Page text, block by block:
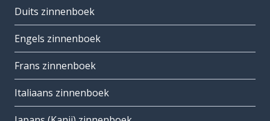
Duits zinnenboek
Engels zinnenboek
Frans zinnenboek
Italiaans zinnenboek